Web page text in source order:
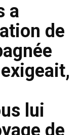
a
de
lui
de